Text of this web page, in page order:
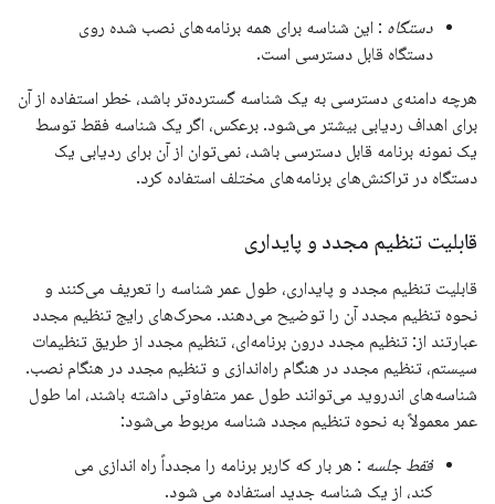
دستگاه : این شناسه برای همه برنامه‌های نصب شده روی
دستگاه قابل دسترسی است.
هرچه دامنه‌ی دسترسی به یک شناسه گسترده‌تر باشد، خطر استفاده از آن
برای اهداف ردیابی بیشتر می‌شود. برعکس، اگر یک شناسه فقط توسط
یک نمونه برنامه قابل دسترسی باشد، نمی‌توان از آن برای ردیابی یک
دستگاه در تراکنش‌های برنامه‌های مختلف استفاده کرد.
قابلیت تنظیم مجدد و پایداری
قابلیت تنظیم مجدد و پایداری، طول عمر شناسه را تعریف می‌کنند و
نحوه تنظیم مجدد آن را توضیح می‌دهند. محرک‌های رایج تنظیم مجدد
عبارتند از: تنظیم مجدد درون برنامه‌ای، تنظیم مجدد از طریق تنظیمات
سیستم، تنظیم مجدد در هنگام راه‌اندازی و تنظیم مجدد در هنگام نصب.
شناسه‌های اندروید می‌توانند طول عمر متفاوتی داشته باشند، اما طول
عمر معمولاً به نحوه تنظیم مجدد شناسه مربوط می‌شود:
فقط جلسه : هر بار که کاربر برنامه را مجدداً راه اندازی می
کند، از یک شناسه جدید استفاده می شود.